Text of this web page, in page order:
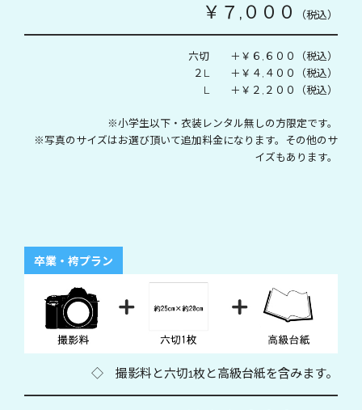
￥７,０００ （税込）
六切 ＋￥６,６００（税込）
２L ＋￥４,４００（税込）
L ＋￥２,２００（税込）
※小学生以下・衣装レンタル無しの方限定です。
※写真のサイズはお選び頂いて追加料金になります。その他のサ
イズもあります。
卒業・袴プラン
◇ 撮影料と六切1枚と高級台紙を含みます。